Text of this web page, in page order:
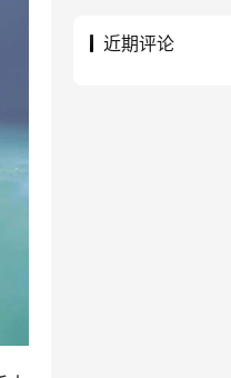
近期评论